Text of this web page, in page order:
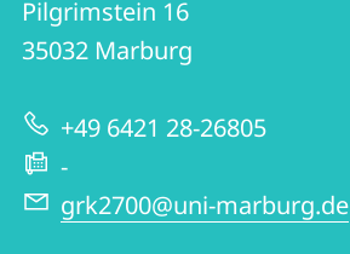
Informationen
zur
Website
09
GRK
2700
Pilgrimstein 16
35032 Marburg
+49 6421 28-26805
-
grk2700@uni-marburg.de